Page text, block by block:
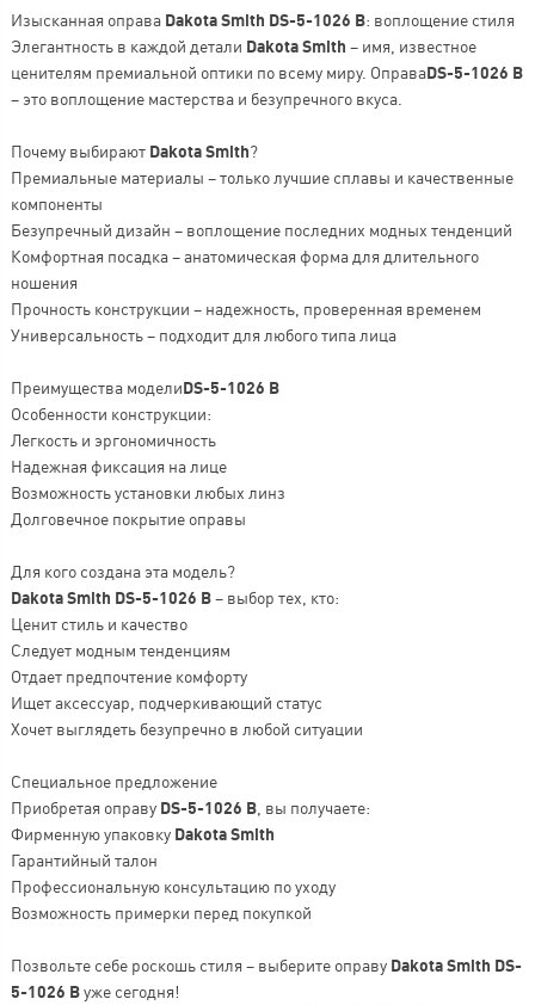
Изысканная оправа Dakota Smith DS-5-1026 B: воплощение стиля
Элегантность в каждой детали Dakota Smith – имя, известное
ценителям премиальной оптики по всему миру. ОправаDS-5-1026 B
– это воплощение мастерства и безупречного вкуса.
Почему выбирают Dakota Smith?
Премиальные материалы – только лучшие сплавы и качественные
компоненты
Безупречный дизайн – воплощение последних модных тенденций
Комфортная посадка – анатомическая форма для длительного
ношения
Прочность конструкции – надежность, проверенная временем
Универсальность – подходит для любого типа лица
Преимущества моделиDS-5-1026 B
Особенности конструкции:
Легкость и эргономичность
Надежная фиксация на лице
Возможность установки любых линз
Долговечное покрытие оправы
Для кого создана эта модель?
Dakota Smith DS-5-1026 B– выбор тех, кто:
Ценит стиль и качество
Следует модным тенденциям
Отдает предпочтение комфорту
Ищет аксессуар, подчеркивающий статус
Хочет выглядеть безупречно в любой ситуации
Специальное предложение
Приобретая оправу DS-5-1026 B, вы получаете:
Фирменную упаковку Dakota Smith
Гарантийный талон
Профессиональную консультацию по уходу
Возможность примерки перед покупкой
Позвольте себе роскошь стиля – выберите оправу Dakota Smith DS-
5-1026 Bуже сегодня!